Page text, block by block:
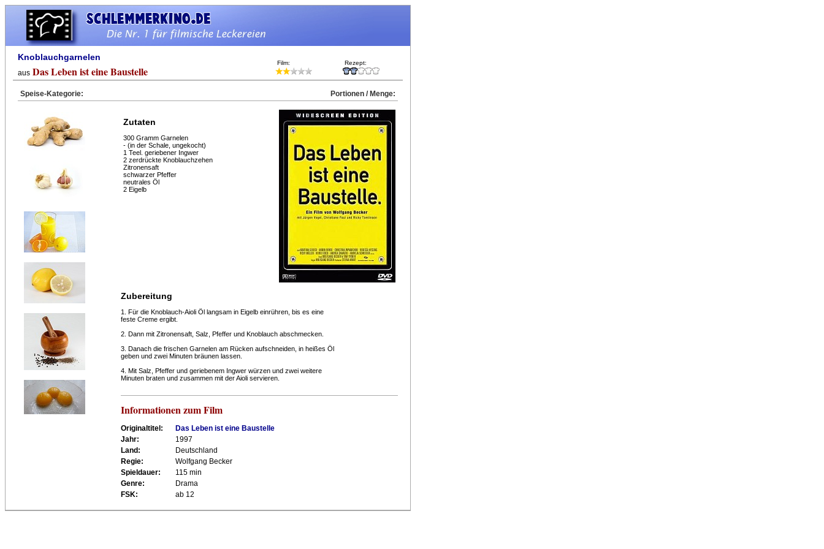
Knoblauchgarnelen
aus Das Leben ist eine Baustelle
Rezept:
Film:
Speise-Kategorie: Portionen / Menge:
Zutaten
300 Gramm Garnelen
- (in der Schale, ungekocht)
1 Teel. geriebener Ingwer
2 zerdrückte Knoblauchzehen
Zitronensaft
schwarzer Pfeffer
neutrales Öl
2 Eigelb
Zubereitung
1. Für die Knoblauch-Aioli Öl langsam in Eigelb einrühren, bis es eine
feste Creme ergibt.
2. Dann mit Zitronensaft, Salz, Pfeffer und Knoblauch abschmecken.
3. Danach die frischen Garnelen am Rücken aufschneiden, in heißes Öl
geben und zwei Minuten bräunen lassen.
4. Mit Salz, Pfeffer und geriebenem Ingwer würzen und zwei weitere
Minuten braten und zusammen mit der Aioli servieren.
Informationen zum Film
Originaltitel:
Das Leben ist eine Baustelle
Jahr:
1997
Land:
Deutschland
Regie:
Wolfgang Becker
Spieldauer:
115 min
Genre:
Drama
FSK:
ab 12